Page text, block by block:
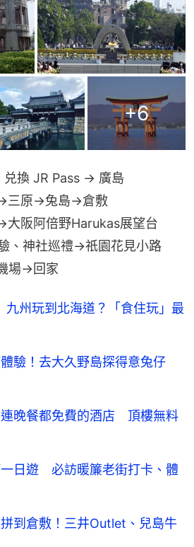
+6
換 JR Pass → 廣島
三原→兔島→倉敷
阪阿倍野Harukas展望台
、神社巡禮→祇園花見小路
場→回家
九州玩到北海道？「食住玩」最
體驗！去大久野島探得意兔仔
連晚餐都免費的酒店 頂樓無料
一日遊 必訪暖簾老街打卡、體
拼到倉敷！三井Outlet、兒島牛